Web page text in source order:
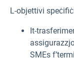
L-objettivi
It-
SMEs